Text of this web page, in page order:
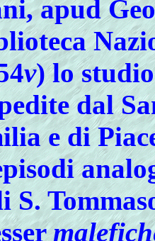
apud
v) lo
dal
e di
S.